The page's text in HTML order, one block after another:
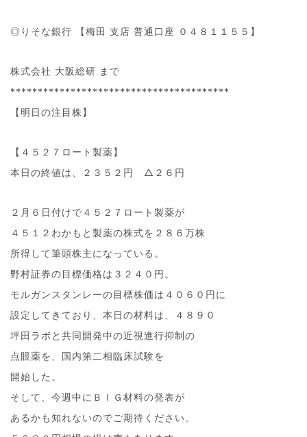
◎りそな銀行 【梅田 支店 普通口座 ０４８１１５５】
株式会社 大阪総研 まで
****************************************
【明日の注目株】
【４５２７ロート製薬】
本日の終値は、２３５２円 △２６円
２月６日付けで４５２７ロート製薬が
４５１２わかもと製薬の株式を２８６万株
所得して筆頭株主になっている。
野村証券の目標価格は３２４０円。
モルガンスタンレーの目標株価は４０６０円に
設定してきており、本日の材料は、４８９０
坪田ラボと共同開発中の近視進行抑制の
点眼薬を、国内第二相臨床試験を
開始した。
そして、今週中にＢＩＧ材料の発表が
あるかも知れないのでご期待ください。